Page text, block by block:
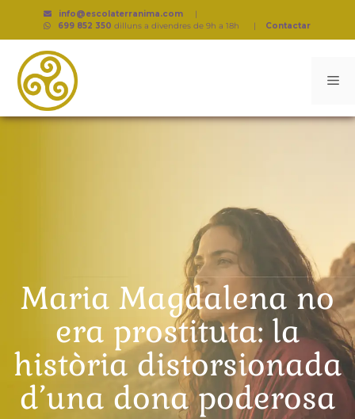
info@escolaterranima.com |
699 852 350 dilluns a divendres de 9h a 18h | Contactar
Maria Magdalena no
era prostituta: la
història distorsionada
d’una dona poderosa